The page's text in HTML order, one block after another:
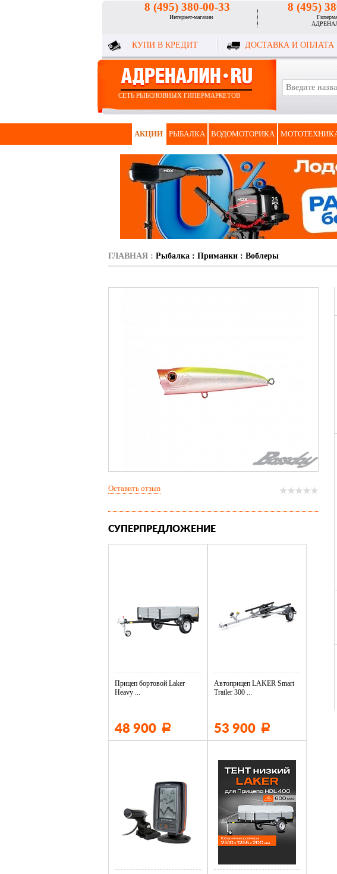
8 (495) 380-00-33
Интернет-магазин
8 (495)
КУПИ В КРЕДИТ ДОСТАВКА И ОПЛАТА
СЕТЬ РЫБОЛОВНЫХ ГИПЕРМАРКЕТОВ
АКЦИИ РЫБАЛКА ВОДОМОТОРИКА
ГЛАВНАЯ : Рыбалка : Приманки : Воблеры
Оставить отзыв
СУПЕРПРЕДЛОЖЕНИЕ
Прицеп бортовой Laker
Heavy ...
48 900 Р
Автоприцеп LAKER Smart
Trailer 300 ...
53 900 Р